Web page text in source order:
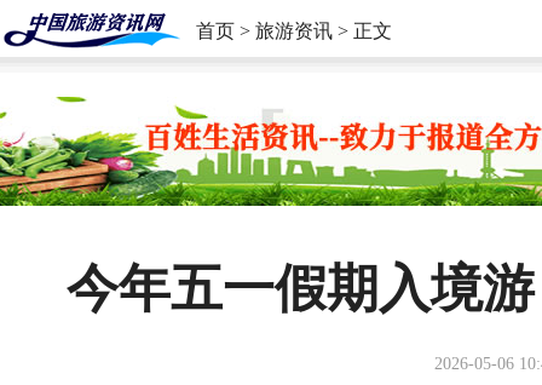
首页 > 旅游资讯 > 正文
今年五一假期入境
2026-05-06